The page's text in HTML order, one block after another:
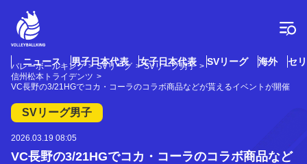
ニュース 男子日本代表 女子日本代表 SVリーグ 海外 セ
バレーボールキング SVリーグ
SVリーグ男子
信州松本トライデンツ
VC長野の3/21HGでコカ・コーラのコラボ商品などが貰えるイベントが開催
SVリーグ男子
2026.03.19 08:05
VC長野の3/21HGでコカ・コーラのコラボ商品など